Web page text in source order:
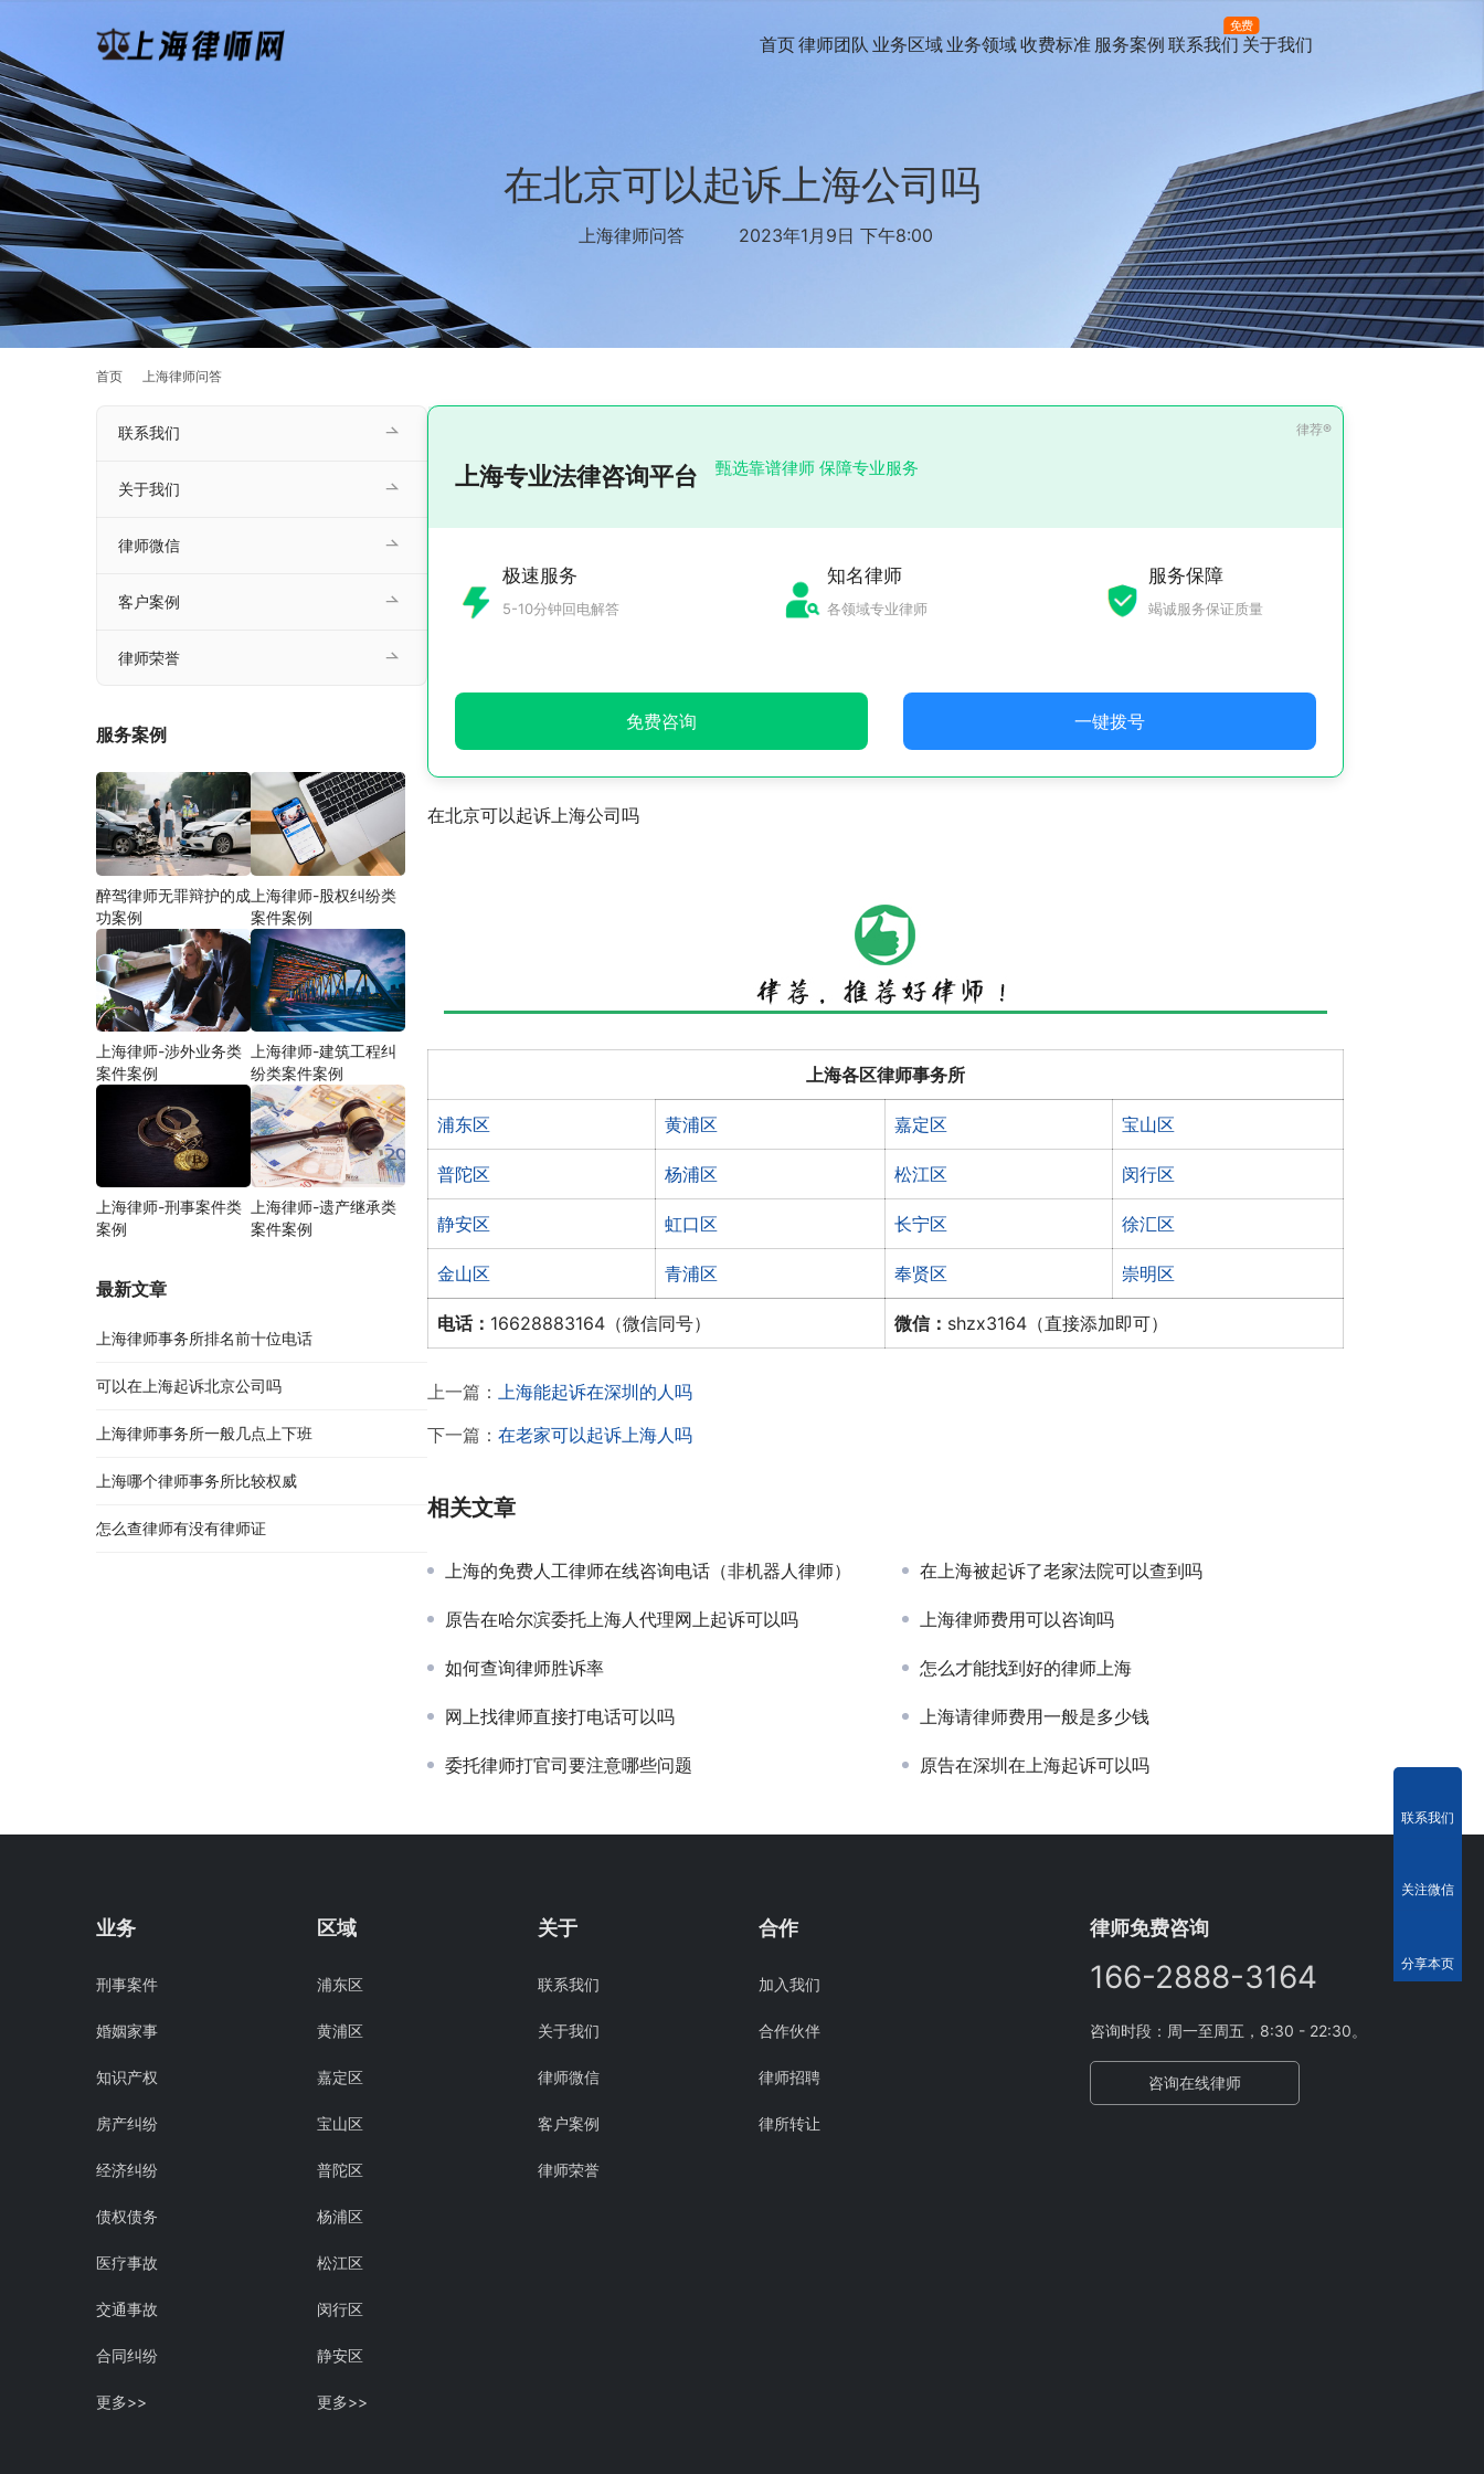
首页律师团队 业务区域 业务领域收费标准 服务案例 联系我们
免费
关于我们
在北京可以起诉上海公司吗
上海律师问答 2023年1月9日 下午8:00
首页 上海律师问答
上海专业法律咨询平台 甄选靠谱律师 保障专业服务
极速服务
5-10分钟回电解答
知名律师
各领域专业律师
服务保障
竭诚服务保证质量
免费咨询 一键拨号
在北京可以起诉上海公司吗
上海各区律师事务所
浦东区 黄浦区 嘉定区 宝山区
普陀区 杨浦区 松江区 闵行区
静安区 虹口区 长宁区 徐汇区
金山区 青浦区 奉贤区 崇明区
电话： 16628883164（微信同号） 微信： shzx3164（直接添加即可）
上一篇： 上海能起诉在深圳的人吗
下一篇： 在老家可以起诉上海人吗
相关文章
上海的免费人工律师在线咨询电话（非机器人律师） 在上海被起诉了老家法院可以查到吗
原告在哈尔滨委托上海人代理网上起诉可以吗 上海律师费用可以咨询吗
如何查询律师胜诉率 怎么才能找到好的律师上海
网上找律师直接打电话可以吗 上海请律师费用一般是多少钱
委托律师打官司要注意哪些问题 原告在深圳在上海起诉可以吗
联系我们
关于我们
律师微信
客户案例
律师荣誉
服务案例
醉驾律师无罪辩护的成
功案例
上海律师-股权纠纷类
案件案例
上海律师-涉外业务类
案件案例
上海律师-建筑工程纠
纷类案件案例
上海律师-刑事案件类
案例
上海律师-遗产继承类
案件案例
最新文章
上海律师事务所排名前十位电话
可以在上海起诉北京公司吗
上海律师事务所一般几点上下班
上海哪个律师事务所比较权威
怎么查律师有没有律师证
业务
刑事案件
婚姻家事
知识产权
房产纠纷
经济纠纷
债权债务
医疗事故
交通事故
合同纠纷
更多>>
区域
浦东区
黄浦区
嘉定区
宝山区
普陀区
杨浦区
松江区
闵行区
静安区
更多>>
关于
联系我们
关于我们
律师微信
客户案例
律师荣誉
合作
加入我们
合作伙伴
律师招聘
律所转让
律师免费咨询
166-2888-3164
咨询时段：周一至周五，8:30 - 22:30。
咨询在线律师
联系我们
关注微信
分享本页